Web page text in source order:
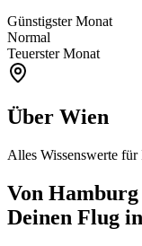
Günstigster Monat
Normal
Teuerster Monat
Über Wien
Alles Wissenswerte für
Von
Deinen Flug